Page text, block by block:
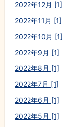
2022年12月 [1]
2022年11月 [1]
2022年10月 [1]
2022年9月 [1]
2022年8月 [1]
2022年7月 [1]
2022年6月 [1]
2022年5月 [1]